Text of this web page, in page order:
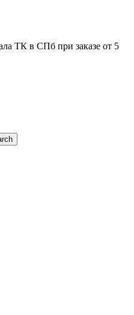
ТК в СПб при заказе от 5